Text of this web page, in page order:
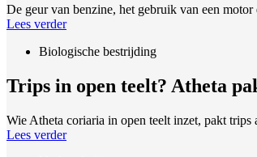
De geur van benzine, het gebruik van een
Lees verder
Biologische bestrijding
Trips in open teelt? Atheta
Wie Atheta coriaria in open teelt inzet, pakt
Lees verder